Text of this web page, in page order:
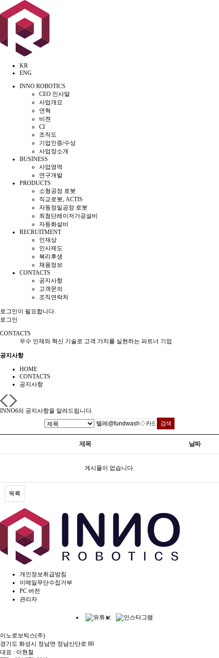
KR
ENG
INNO ROBOTICS
CEO 인사말
사업개요
연혁
비젼
CI
조직도
기업인증/수상
사업장소개
BUSINESS
사업영역
연구개발
PRODUCTS
소형공정 로봇
직교로봇, ACTIS
자동정밀공정 로봇
최첨단레이저가공설비
자동화설비
RECRUITMENT
인재상
인사제도
복리후생
채용정보
CONTACTS
공지사항
고객문의
조직연락처
로그인이 필요합니다.
로그인
CONTACTS
우수 인재와 혁신 기술로 고객 가치를 실현하는 파트너 기업
공지사항
HOME
CONTACTS
공지사항
INNO6의 공지사항을 알려드립니다.
제목 날짜
게시물이 없습니다.
목록
개인정보취급방침
이메일무단수집거부
PC 버전
관리자
이노로보틱스(주)
경기도 화성시 정남면 정남산단로 80
대표 : 이현철